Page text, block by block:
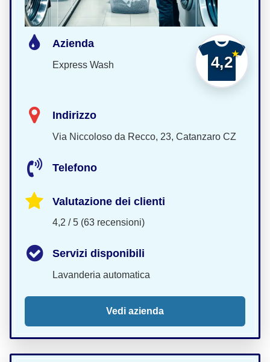
4,2
Azienda
Express Wash
Indirizzo
Via Niccoloso da Recco, 23, Catanzaro CZ
Telefono
Valutazione dei clienti
4,2 / 5 (63 recensioni)
Servizi disponibili
Lavanderia automatica
Vedi azienda